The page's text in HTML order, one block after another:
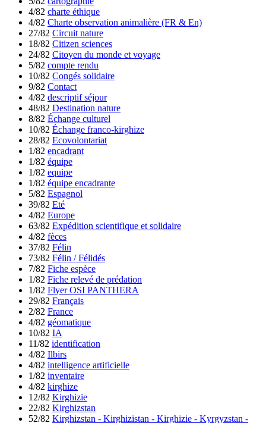
4/82 charte éthique
4/82 Charte observation animalière (FR & En)
27/82 Circuit nature
18/82 Citizen sciences
24/82 Citoyen du monde et voyage
5/82 compte rendu
10/82 Congés solidaire
9/82 Contact
4/82 descriptif séjour
48/82 Destination nature
8/82 Échange culturel
10/82 Échange franco-kirghize
28/82 Ecovolontariat
1/82 encadrant
1/82 équipe
1/82 equipe
1/82 équipe encadrante
5/82 Espagnol
39/82 Eté
4/82 Europe
63/82 Expédition scientifique et solidaire
4/82 fèces
37/82 Félin
73/82 Félin / Félidés
7/82 Fiche espèce
1/82 Fiche relevé de prédation
1/82 Flyer OSI PANTHERA
29/82 Français
2/82 France
4/82 géomatique
10/82 IA
11/82 identification
4/82 Ilbirs
4/82 intelligence artificielle
1/82 inventaire
4/82 kirghize
12/82 Kirghizie
22/82 Kirghizstan
52/82 Kirghizstan - Kirghizistan - Kirghizie - Kyrgyzstan -